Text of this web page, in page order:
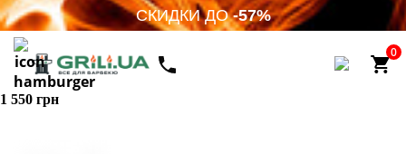
СКИДКИ ДО-57%
0
1 550 грн